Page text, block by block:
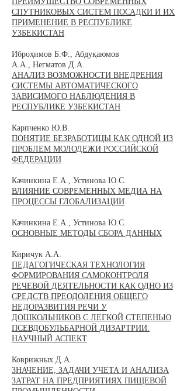
СПУТНИКОВЫХ СИСТЕМ ПОСАДКИ И ИХ
ПРИМЕНЕНИЕ В РЕСПУБЛИКЕ
УЗБЕКИСТАН
Иброҳимов Б.Ф., Абдуқаюмов
А.А., Негматов Д.А.
АНАЛИЗ ВОЗМОЖНОСТИ ВНЕДРЕНИЯ
СИСТЕМЫ АВТОМАТИЧЕСКОГО
ЗАВИСИМОГО НАБЛЮДЕНИЯ В
РЕСПУБЛИКЕ УЗБЕКИСТАН
Карпченко Ю.В.
ПОНЯТИЕ БЕЗРАБОТИЦЫ КАК ОДНОЙ ИЗ
ПРОБЛЕМ МОЛОДЕЖИ РОССИЙСКОЙ
ФЕДЕРАЦИИ
Качинкина Е.А., Устинова Ю.С.
ВЛИЯНИЕ СОВРЕМЕННЫХ МЕДИА НА
ПРОЦЕССЫ ГЛОБАЛИЗАЦИИ
Качинкина Е.А., Устинова Ю.С.
ОСНОВНЫЕ МЕТОДЫ СБОРА ДАННЫХ
Киричук А.А.
ПЕДАГОГИЧЕСКАЯ ТЕХНОЛОГИЯ
ФОРМИРОВАНИЯ САМОКОНТРОЛЯ
РЕЧЕВОЙ ДЕЯТЕЛЬНОСТИ КАК ОДНО ИЗ
СРЕДСТВ ПРЕОДОЛЕНИЯ ОБЩЕГО
НЕДОРАЗВИТИЯ РЕЧИ У
ДОШКОЛЬНИКОВ С ЛЕГКОЙ СТЕПЕНЬЮ
ПСЕВДОБУЛЬБАРНОЙ ДИЗАРТРИИ:
НАУЧНЫЙ АСПЕКТ
Коврижных Д.А.
ЗНАЧЕНИЕ, ЗАДАЧИ УЧЕТА И АНАЛИЗА
ЗАТРАТ НА ПРЕДПРИЯТИЯХ ПИЩЕВОЙ